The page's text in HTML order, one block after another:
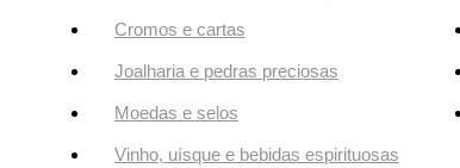
Cromos e cartas
Joalharia e pedras preciosas
Moedas e selos
Vinho, uísque e bebidas espirituosas